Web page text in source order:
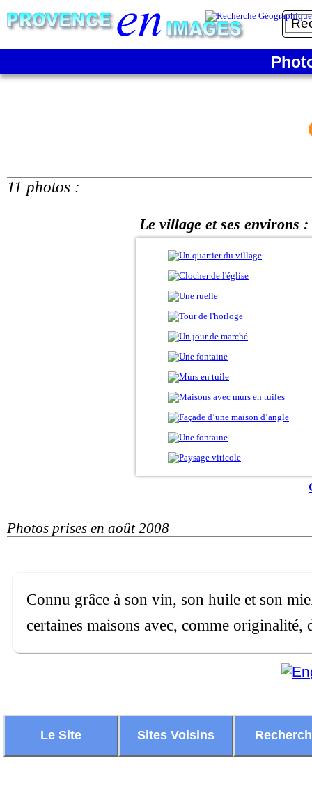
11 photos :
Le village et ses environs :
Photos prises en août 2008
Connu grâce à son vin, son huile et son
certaines maisons avec, comme originalité,
Le Site Sites Voisins